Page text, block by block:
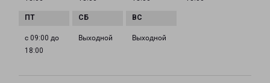
с 09:00 до
18:00
Выходной Выходной